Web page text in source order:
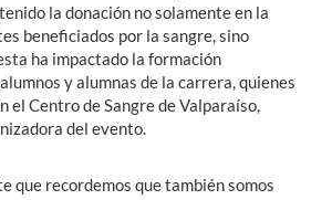
la donación no solamente en la
beneficiados por la sangre, sino
ha impactado la formación
y alumnas de la carrera, quienes
el Centro de Sangre de Valparaíso,
del evento.
que recordemos que también somos